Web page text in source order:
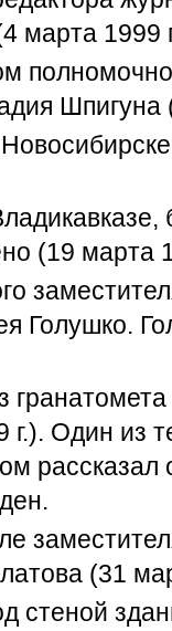
марта 1999
Шпигуна
(19 марта
Голушко.
Один из
рассказал
(31
стеной